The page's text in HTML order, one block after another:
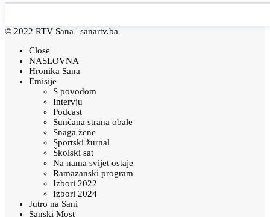
© 2022 RTV Sana | sanartv.ba
Close
NASLOVNA
Hronika Sana
Emisije
S povodom
Intervju
Podcast
Sunčana strana obale
Snaga žene
Sportski žurnal
Školski sat
Na nama svijet ostaje
Ramazanski program
Izbori 2022
Izbori 2024
Jutro na Sani
Sanski Most